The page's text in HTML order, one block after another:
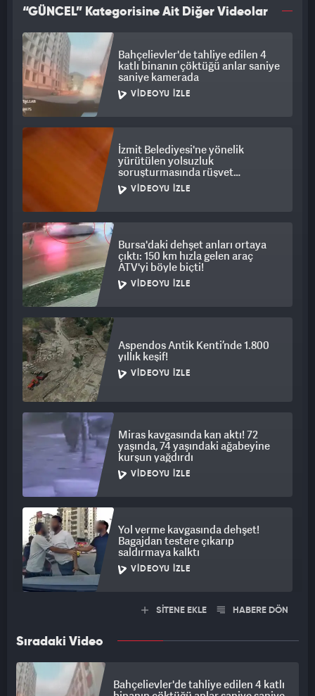
“GÜNCEL” Kategorisine Ait Diğer Videolar
Bahçelievler'de tahliye edilen 4
katlı binanın çöktüğü anlar saniye
saniye kamerada
VIDEOYU İZLE
İzmit Belediyesi'ne yönelik
yürütülen yolsuzluk
soruşturmasında rüşvet
görüntüleri ortaya çıktı
VIDEOYU İZLE
Bursa'daki dehşet anları ortaya
çıktı: 150 km hızla gelen araç
ATV'yi böyle biçti!
VIDEOYU İZLE
Aspendos Antik Kenti’nde 1.800
yıllık keşif!
VIDEOYU İZLE
Miras kavgasında kan aktı! 72
yaşında, 74 yaşındaki ağabeyine
kurşun yağdırdı
VIDEOYU İZLE
Yol verme kavgasında dehşet!
Bagajdan testere çıkarıp
saldırmaya kalktı
VIDEOYU İZLE
SİTENE EKLE HABERE DÖN
Sıradaki Video
Bahçelievler'de tahliye edilen 4 katlı